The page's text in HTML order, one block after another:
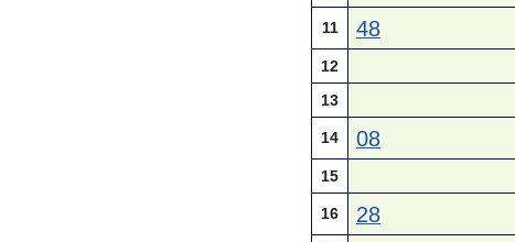
11 48
12
13
14 08
15
16 28